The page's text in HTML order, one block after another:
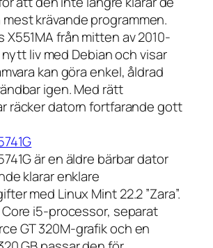
krävande programmen.
X551MA från mitten av 2010-
liv med Debian och visar
kan göra enkel, åldrad
igen. Med rätt
räcker datorn fortfarande gott
är en äldre bärbar dator
klarar enklare
med Linux Mint 22.2 ”Zara”.
i5-processor, separat
GT 320M-grafik och en